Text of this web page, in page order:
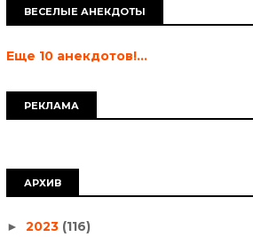
ВЕСЕЛЫЕ АНЕКДОТЫ
Еще 10 анекдотов!...
РЕКЛАМА
АРХИВ
► 2023 (116)